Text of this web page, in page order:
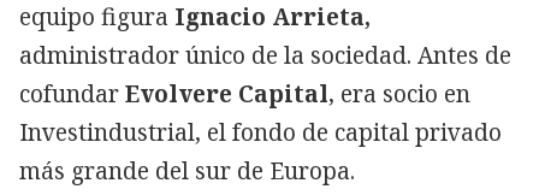
equipo figura Ignacio Arrieta,
administrador único de la sociedad. Antes de
cofundarEvolvere Capital, era socio en
Investindustrial, el fondo de capital privado
más grande del sur de Europa.